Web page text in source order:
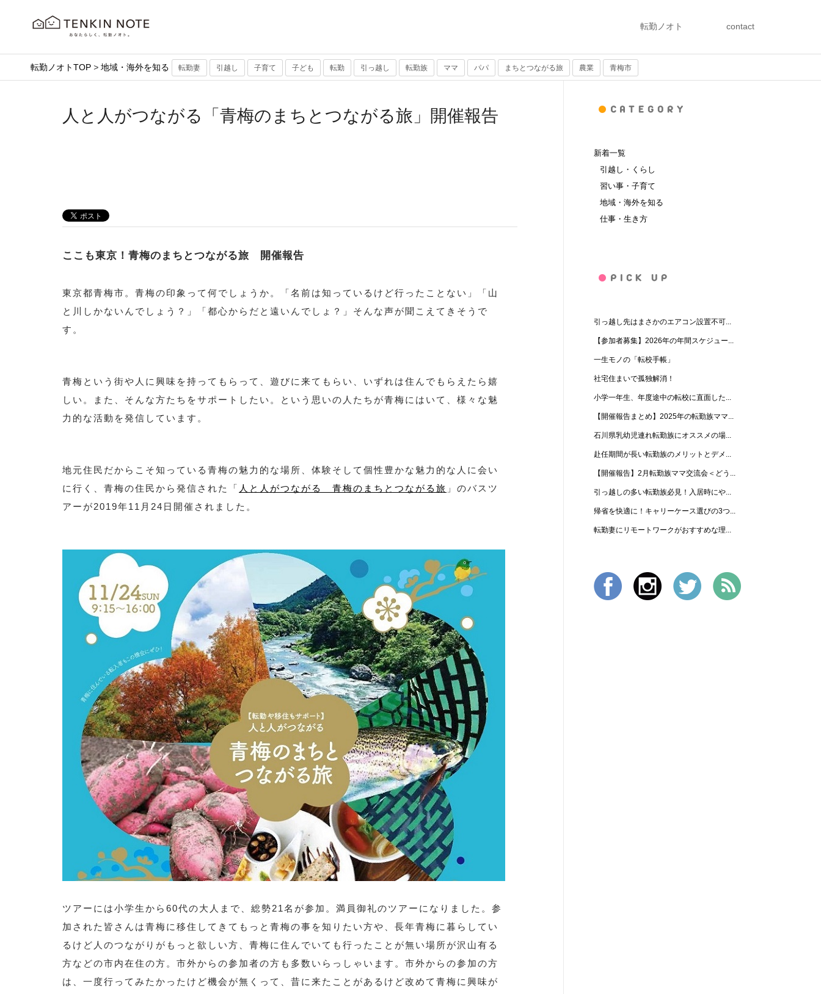
転勤ノオト contact
転勤ノオトTOP > 地域・海外を知る 転勤妻 引越し 子育て 子ども 転勤 引っ越し 転勤族 ママ パパ まちとつながる旅 農業 青梅市
人と人がつながる「青梅のまちとつながる旅」開催報告
ここも東京！青梅のまちとつながる旅 開催報告
東京都青梅市。青梅の印象って何でしょうか。「名前は知っているけど行ったことない」「山
と川しかないんでしょう？」「都心からだと遠いんでしょ？」そんな声が聞こえてきそうで
す。
青梅という街や人に興味を持ってもらって、遊びに来てもらい、いずれは住んでもらえたら嬉
しい。また、そんな方たちをサポートしたい。という思いの人たちが青梅にはいて、様々な魅
力的な活動を発信しています。
地元住民だからこそ知っている青梅の魅力的な場所、体験そして個性豊かな魅力的な人に会い
に行く、青梅の住民から発信された「 人と人がつながる 青梅のまちとつながる旅 」のバスツ
アーが2019年11月24日開催されました。
ツアーには小学生から60代の大人まで、総勢21名が参加。満員御礼のツアーになりました。参
加された皆さんは青梅に移住してきてもっと青梅の事を知りたい方や、長年青梅に暮らしてい
るけど人のつながりがもっと欲しい方、青梅に住んでいても行ったことが無い場所が沢山有る
方などの市内在住の方。市外からの参加者の方も多数いらっしゃいます。市外からの参加の方
は、一度行ってみたかったけど機会が無くって、昔に来たことがあるけど改めて青梅に興味が
新着一覧
引越し・くらし
習い事・子育て
地域・海外を知る
仕事・生き方
引っ越し先はまさかのエアコン設置不可...
【参加者募集】2026年の年間スケジュー...
一生モノの「転校手帳」
社宅住まいで孤独解消！
小学一年生、年度途中の転校に直面した...
【開催報告まとめ】2025年の転勤族ママ...
石川県乳幼児連れ転勤族にオススメの場...
赴任期間が長い転勤族のメリットとデメ...
【開催報告】2月転勤族ママ交流会＜どう...
引っ越しの多い転勤族必見！入居時にや...
帰省を快適に！キャリーケース選びの3つ...
転勤妻にリモートワークがおすすめな理...